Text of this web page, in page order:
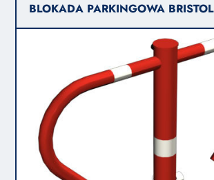
BLOKADA PARKINGOWA BRISTOL